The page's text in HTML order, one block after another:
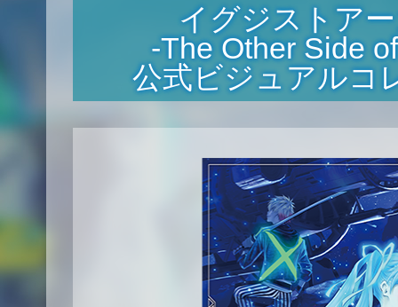
イグジストア
-The Other Side
公式ビジュアルコ